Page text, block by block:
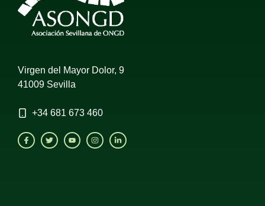
Virgen del Mayor Dolor, 9
41009 Sevilla
+34 681 673 460